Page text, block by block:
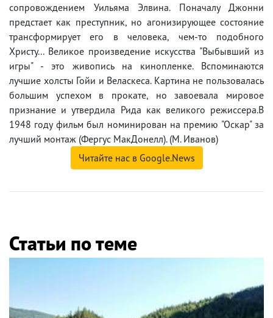
сопровождением Уильяма Элвина. Поначалу Джонни
предстает как преступник, но агонизирующее состояние
трансформирует его в человека, чем-то подобного
Христу... Великое произведение искусства "Выбывший из
игры" - это живопись на кинопленке. Вспоминаются
лучшие холсты Гойи и Веласкеса. Картина не пользовалась
большим успехом в прокате, но завоевала мировое
признание и утвердила Рида как великого режиссера.В
1948 году фильм был номинирован на премию "Оскар" за
лучший монтаж (Фергус МакДонелл). (М. Иванов)
Читайте нас в Google.News
Статьи по теме